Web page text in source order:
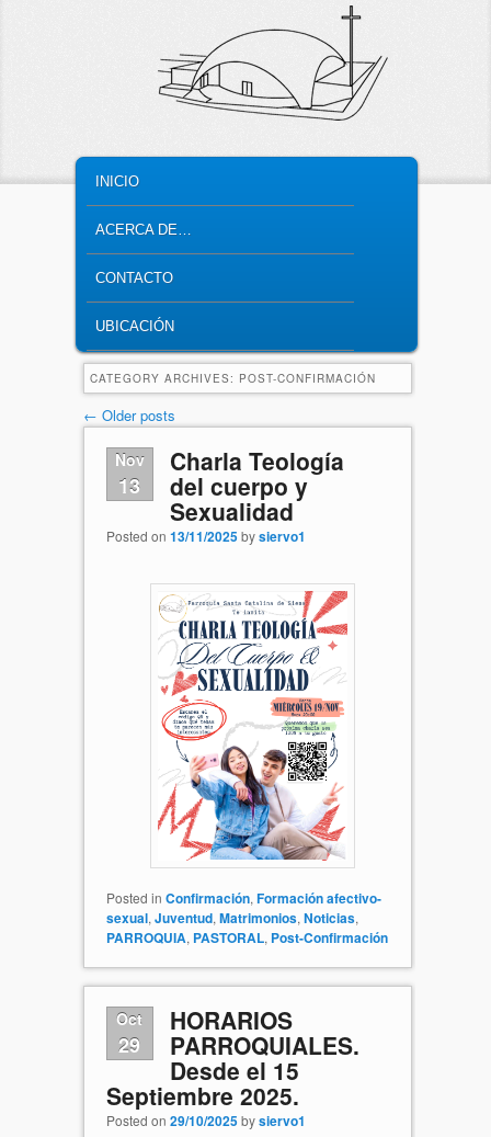
SKIP TO PRIMARY CONTENT
SKIP TO SECONDARY CONTENT
INICIO
ACERCA DE…
CONTACTO
UBICACIÓN
CATEGORY ARCHIVES: POST-CONFIRMACIÓN
Post navigation
← Older posts
Nov
13
Charla Teología
del cuerpo y
Sexualidad
Posted on 13/11/2025bysiervo1
Posted in Confirmación, Formación afectivo-
sexual, Juventud, Matrimonios, Noticias,
PARROQUIA, PASTORAL, Post-Confirmación
Oct
29
HORARIOS
PARROQUIALES.
Desde el 15
Septiembre 2025.
Posted on 29/10/2025bysiervo1